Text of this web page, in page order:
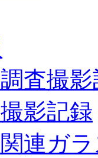
査撮
影記録
連ガ